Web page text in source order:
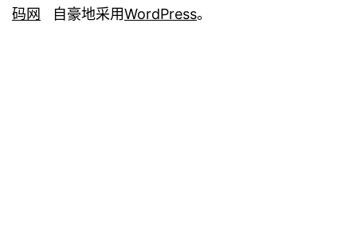
码网 自豪地采用WordPress。